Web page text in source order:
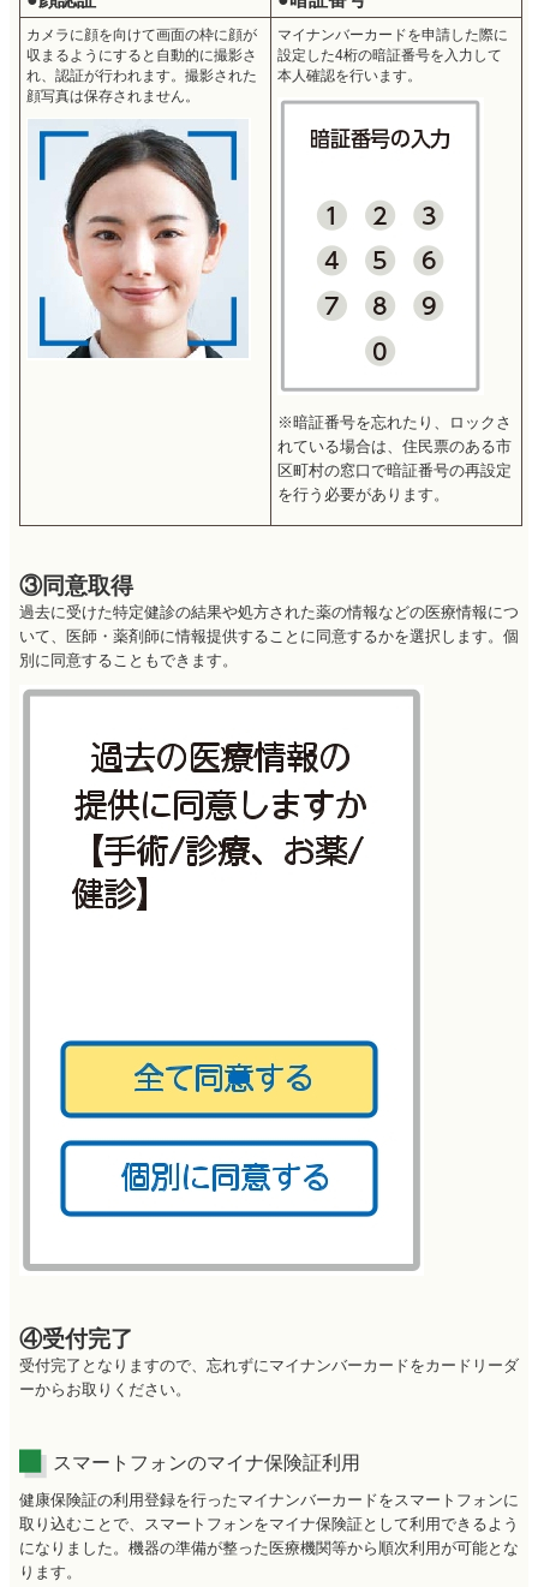
カメラに顔を向けて画面の枠に顔が
収まるようにすると自動的に撮影さ
れ、認証が行われます。撮影された
顔写真は保存されません。
マイナンバーカードを申請した際に
設定した4桁の暗証番号を入力して
本人確認を行います。
※暗証番号を忘れたり、ロックさ
れている場合は、住民票のある市
区町村の窓口で暗証番号の再設定
を行う必要があります。
③同意取得
過去に受けた特定健診の結果や処方された薬の情報などの医療情報につ
いて、医師・薬剤師に情報提供することに同意するかを選択します。個
別に同意することもできます。
④受付完了
受付完了となりますので、忘れずにマイナンバーカードをカードリーダ
ーからお取りください。
スマートフォンのマイナ保険証利用
健康保険証の利用登録を行ったマイナンバーカードをスマートフォンに
取り込むことで、スマートフォンをマイナ保険証として利用できるよう
になりました。機器の準備が整った医療機関等から順次利用が可能とな
ります。